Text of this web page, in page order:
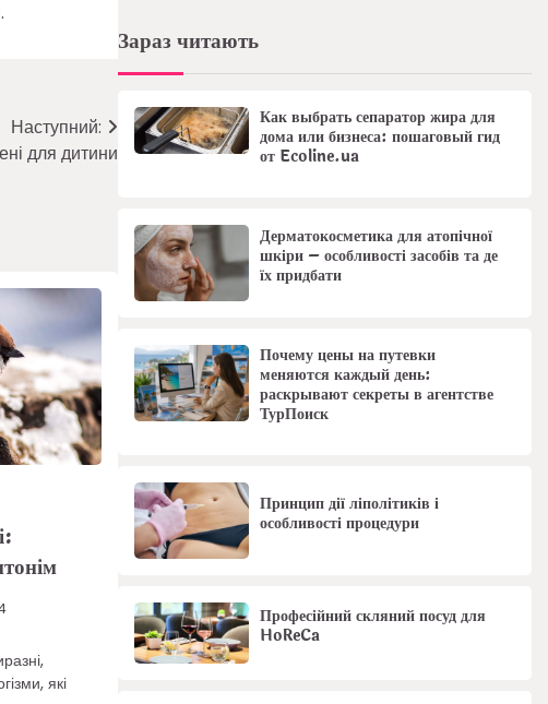
Наступний:
для дитини
які
Зараз читають
Как выбрать сепаратор жира для
дома или бизнеса: пошаговый гид
от Ecoline.ua
Дерматокосметика для атопічної
шкіри – особливості засобів та де
їх придбати
Почему цены на путевки
меняются каждый день:
раскрывают секреты в агентстве
ТурПоиск
Принцип дії ліполітиків і
особливості процедури
Професійний скляний посуд для
HoReCa